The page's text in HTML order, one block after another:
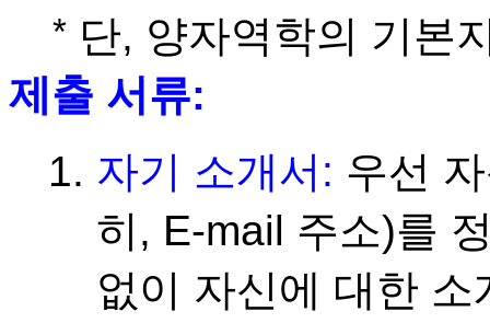
* 단, 양자역학의 기본
제출 서류:
자기 소개서: 우선
히, E-mail 주소)를
없이 자신에 대한